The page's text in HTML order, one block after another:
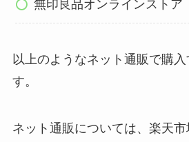
無印良品オンラインストア
以上のようなネット通販で購
す。
ネット通販については、楽天市